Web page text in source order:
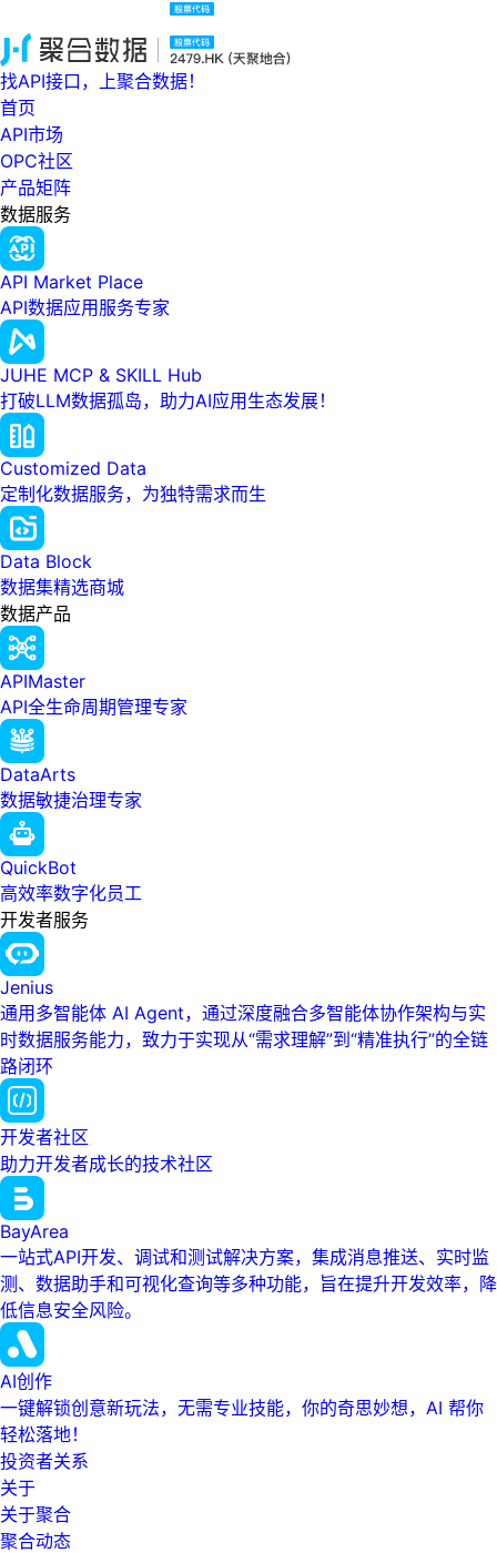
找API接口，上聚合数据！
首页
API市场
OPC社区
产品矩阵
数据服务
API Market Place
API数据应用服务专家
JUHE MCP & SKILL Hub
打破LLM数据孤岛，助力AI应用生态发展！
Customized Data
定制化数据服务，为独特需求而生
Data Block
数据集精选商城
数据产品
APIMaster
API全生命周期管理专家
DataArts
数据敏捷治理专家
QuickBot
高效率数字化员工
开发者服务
Jenius
通用多智能体 AI Agent，通过深度融合多智能体协作架构与实
时数据服务能力，致力于实现从“需求理解”到“精准执行”的全链
路闭环
开发者社区
助力开发者成长的技术社区
BayArea
一站式API开发、调试和测试解决方案，集成消息推送、实时监
测、数据助手和可视化查询等多种功能，旨在提升开发效率，降
低信息安全风险。
AI创作
一键解锁创意新玩法，无需专业技能，你的奇思妙想，AI 帮你
轻松落地！
投资者关系
关于
关于聚合
聚合动态